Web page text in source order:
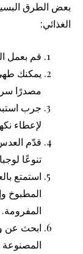
بعض الطرق
الغذائي:
قم بعمل
يمكنك
مصدرًا
جرب
لإعطاء
قدّم
تنوعًا
استمتع
المطبوخ
المفرومة.
ابحث عن